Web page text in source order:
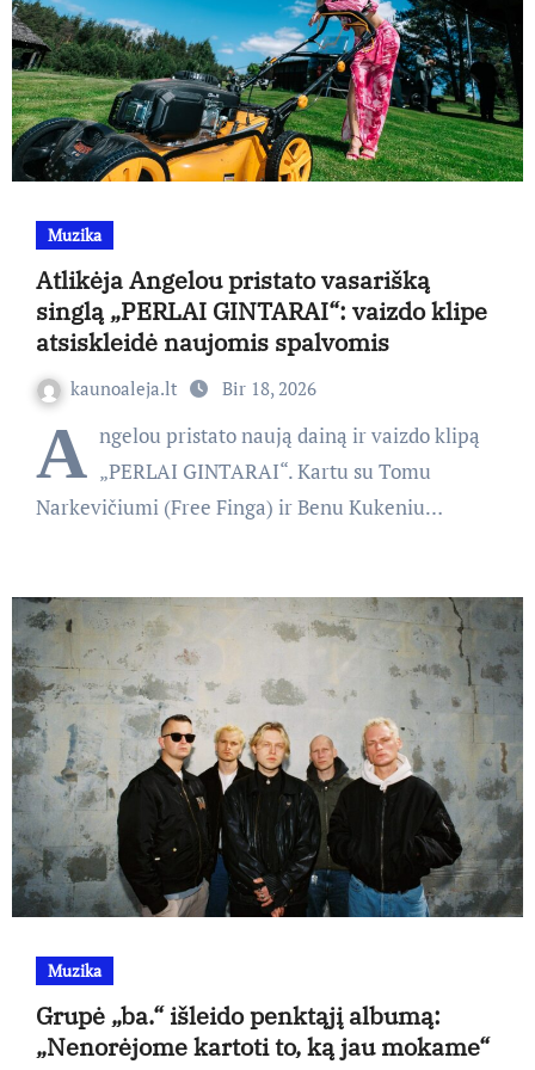
Muzika
Atlikėja Angelou pristato vasarišką
singlą „PERLAI GINTARAI“: vaizdo klipe
atsiskleidė naujomis spalvomis
kaunoaleja.lt Bir 18, 2026
A ngelou pristato naują dainą ir vaizdo klipą
„PERLAI GINTARAI“. Kartu su Tomu
Narkevičiumi (Free Finga) ir Benu Kukeniu…
Muzika
Grupė „ba.“ išleido penktąjį albumą:
„Nenorėjome kartoti to, ką jau mokame“